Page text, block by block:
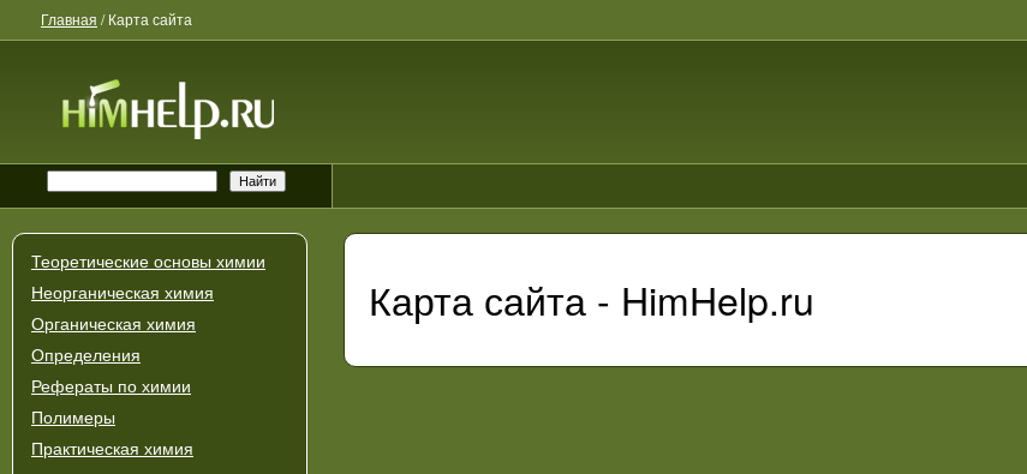
Главная /Карта сайта
Теоретические основы химии
Неорганическая химия
Органическая химия
Определения
Рефераты по химии
Полимеры
Практическая химия
Карта сайта - HimHelp.ru